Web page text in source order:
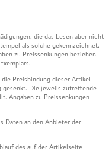
die das Lesen aber nicht
als solche gekennzeichnet.
zu Preissenkungen beziehen
Preisbindung dieser Artikel
gesenkt. Die jeweils zutreffende
Angaben zu Preissenkungen
Daten an den Anbieter der
des auf der Artikelseite